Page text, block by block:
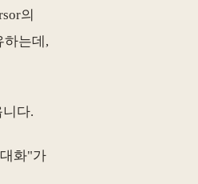
의
하는데,
다.
화"가